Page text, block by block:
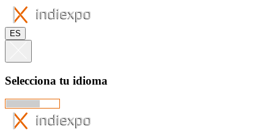
ES
Selecciona tu idioma